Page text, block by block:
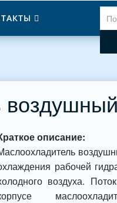
описание:
рабочей
воздуха.